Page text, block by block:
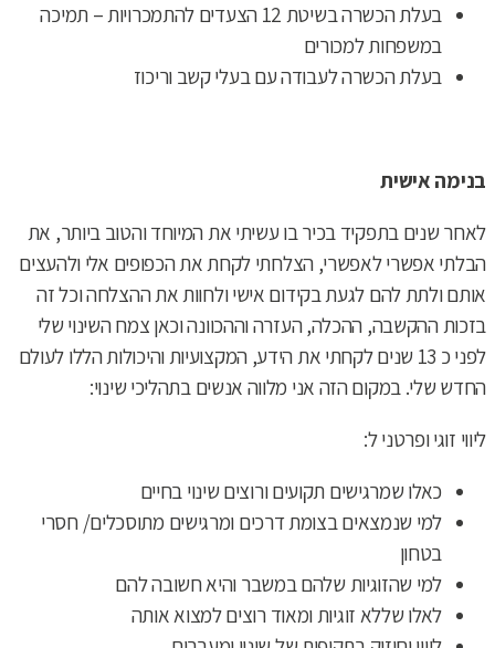
בעלת הכשרה בשיטת 12 הצעדים להתמכרויות – תמיכה
במשפחות למכורים
בעלת הכשרה לעבודה עם בעלי קשב וריכוז
בנימה אישית
לאחר שנים בתפקיד בכיר בו עשיתי את המיוחד והטוב ביותר, את
הבלתי אפשרי לאפשרי, הצלחתי לקחת את הכפופים אלי ולהעצים
אותם ולתת להם לגעת בקידום אישי ולחוות את ההצלחה וכל זה
בזכות ההקשבה, ההכלה, העזרה וההכוונה וכאן צמח השינוי שלי
לפני כ 13 שנים לקחתי את הידע, המקצועיות והיכולות הללו לעולם
החדש שלי. במקום הזה אני מלווה אנשים בתהליכי שינוי:
ליווי זוגי ופרטני ל:
כאלו שמרגישים תקועים ורוצים שינוי בחיים
למי שנמצאים בצומת דרכים ומרגישים מתוסכלים/ חסרי
בטחון
למי שהזוגיות שלהם במשבר והיא חשובה להם
לאלו שללא זוגיות ומאוד רוצים למצוא אותה